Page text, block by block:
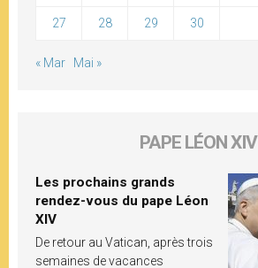
27 28 29 30
« Mar Mai »
PAPE LÉON XIV
Les prochains grands
rendez-vous du pape Léon
XIV
De retour au Vatican, après trois
semaines de vacances